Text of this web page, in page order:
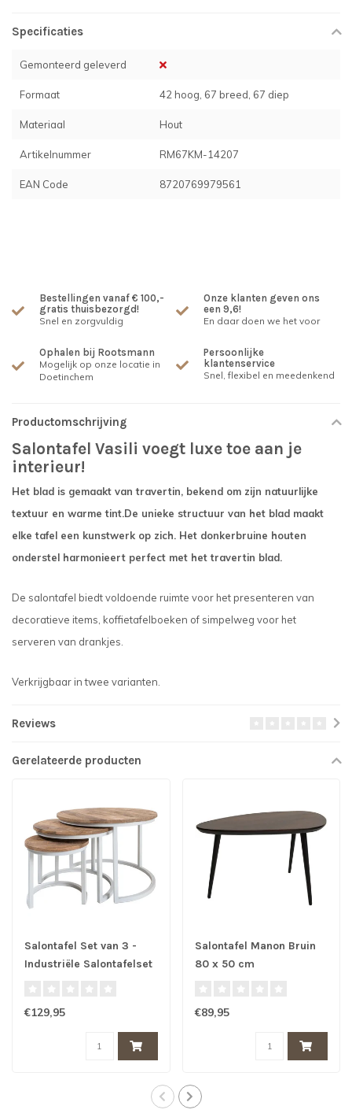
Specificaties
Gemonteerd geleverd
Formaat 42 hoog, 67 breed, 67 diep
Materiaal Hout
Artikelnummer RM67KM-14207
EAN Code 8720769979561
Bestellingen vanaf € 100,-
gratis thuisbezorgd!
Snel en zorgvuldig
Onze klanten geven ons
een 9,6!
En daar doen we het voor
Ophalen bij Rootsmann
Mogelijk op onze locatie in
Doetinchem
Persoonlijke
klantenservice
Snel, flexibel en meedenkend
Productomschrijving
Salontafel Vasili voegt luxe toe aan je
interieur!
Het blad is gemaakt van travertin, bekend om zijn natuurlijke
textuur en warme tint.De unieke structuur van het blad maakt
elke tafel een kunstwerk op zich. Het donkerbruine houten
onderstel harmonieert perfect met het travertin blad.
De salontafel biedt voldoende ruimte voor het presenteren van
decoratieve items, koffietafelboeken of simpelweg voor het
serveren van drankjes.
Verkrijgbaar in twee varianten.
Reviews
Gerelateerde producten
Salontafel Set van 3 -
Industriële Salontafelset
€129,95
Salontafel Manon Bruin
80 x 50 cm
€89,95